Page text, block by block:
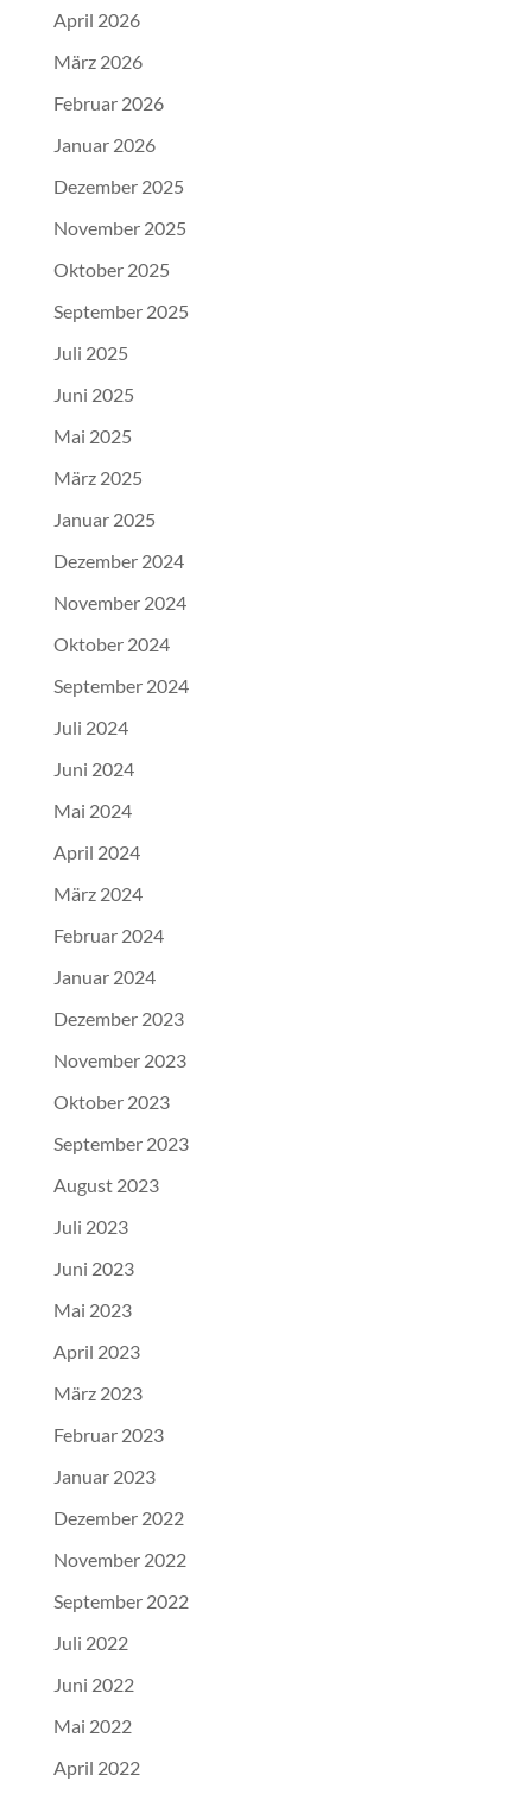
April 2026
März 2026
Februar 2026
Januar 2026
Dezember 2025
November 2025
Oktober 2025
September 2025
Juli 2025
Juni 2025
Mai 2025
März 2025
Januar 2025
Dezember 2024
November 2024
Oktober 2024
September 2024
Juli 2024
Juni 2024
Mai 2024
April 2024
März 2024
Februar 2024
Januar 2024
Dezember 2023
November 2023
Oktober 2023
September 2023
August 2023
Juli 2023
Juni 2023
Mai 2023
April 2023
März 2023
Februar 2023
Januar 2023
Dezember 2022
November 2022
September 2022
Juli 2022
Juni 2022
Mai 2022
April 2022